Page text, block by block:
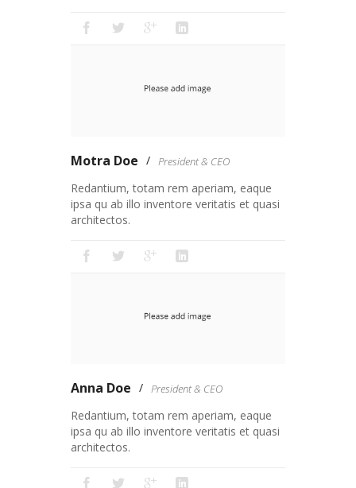
Motra Doe President & CEO
Redantium, totam rem aperiam, eaque
ipsa qu ab illo inventore veritatis et quasi
architectos.
Anna Doe President & CEO
Redantium, totam rem aperiam, eaque
ipsa qu ab illo inventore veritatis et quasi
architectos.